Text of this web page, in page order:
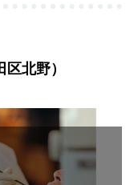
北野）